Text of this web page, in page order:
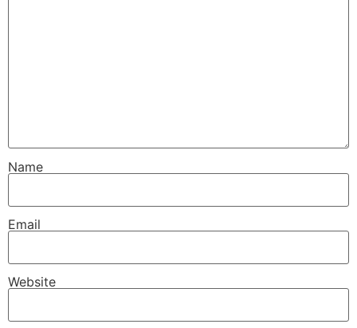
Name
Email
Website